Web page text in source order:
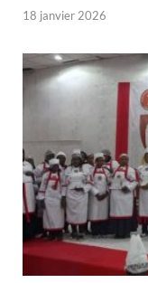
18 janvier 2026